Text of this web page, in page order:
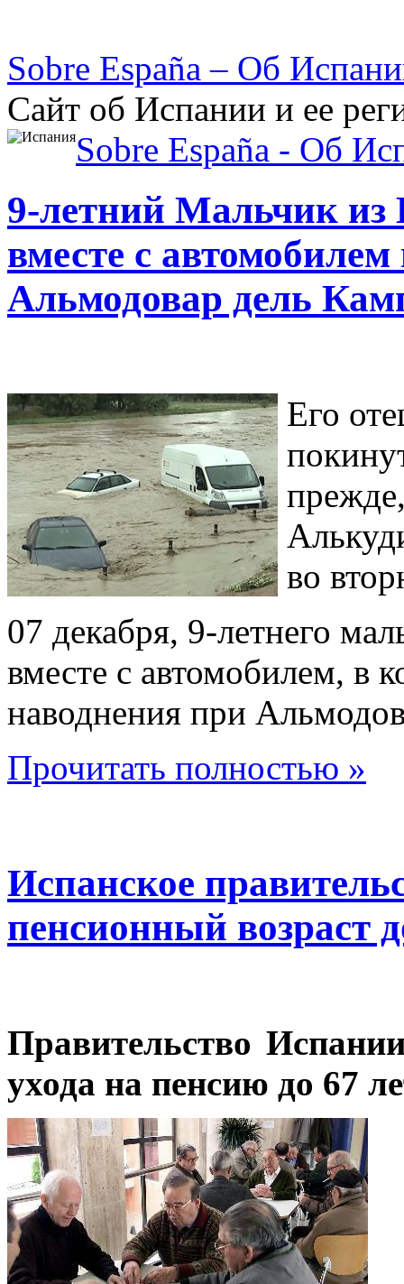
Sobre España – Об
Сайт об Испании и ее
Sobre España - Об
9-летний Мальчик
вместе с
Альмодовар дель
Его
во
07 декабря, 9-летнего
вместе с автомобилем, в
наводнения при
Прочитать полностью »
Испанское
пенсионный возраст
Правительство
ухода на пенсию до 67